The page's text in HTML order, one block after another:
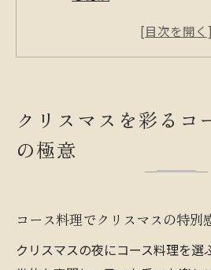
クリスマスコース料理
クリスマスコース料理
るコツ
コース料理クリスマス
特別感あふれるクリスマス
コース料理で叶える贅
クリスマスを彩るコ
の極意
コース料理でクリスマスの特別
クリスマスの夜にコース料理を選